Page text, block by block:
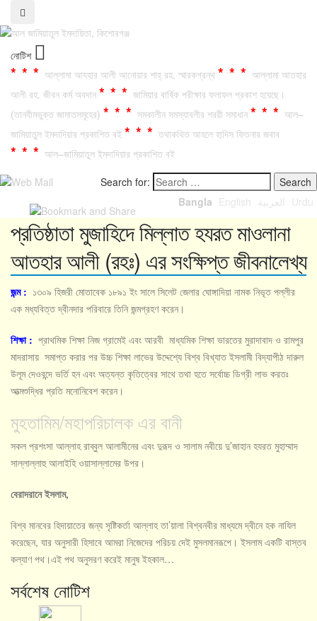
নোটিশ
*** আল্লামা আযহার আলী আনোয়ার শাহ্‌ রহ. স্মারকগ্রন্থ *** আল্লামা আতহার
আলী রহ. জীবন কর্ম অবদান *** জামিয়ার বার্ষিক পরীক্ষার ফলাফল প্রকাশ হয়েছে।
(তানযীমভুক্ত জামাতসমূহের) *** সমকালীন সমস্যাবলীর শরয়ী সমাধান *** আল–
জামিয়াতুল ইমদাদিয়ার প্রকাশিত বই *** তথাকথিত আহলে হাদিস ফিতনার জবাব
*** আল–জামিয়াতুল ইমদাদিয়ার প্রকাশিত বই
Search for:
Bangla English العربية Urdu
প্রতিষ্ঠাতা মুজাহিদে মিল্লাত হযরত মাওলানা
আতহার আলী (রহঃ) এর সংক্ষিপ্ত জীবনালেখ্য
জন্ম : ১৩০৯ হিজরী মোতাবেক ১৮৯১ ইং সালে সিলেট জেলার ঘোঙ্গাদিয়া নামক নিভৃত পল্লীর
এক মধ্যবিত্ত দ্বীনদার পরিবারে তিনি জন্মগ্রহণ করেন।
শিক্ষা: প্রাথমিক শিক্ষা নিজ গ্রামেই এবং আরবী মাধ্যমিক শিক্ষা ভারতের মুরাদাবাদ ও রামপুর
মাদরাসায় সমাপ্ত করার পর উচ্চ শিক্ষা লাভের উদ্দেশ্যে বিশ্ব বিখ্যাত ইসলামী বিদ্যাপীঠ দারুল
উলূম দেওবন্দে ভর্তি হন এবং অত্যন্ত কৃতিত্বের সাথে তথা হতে সর্বোচ্চ ডিগ্রী লাভ করতঃ
আত্মশুদ্ধির প্রতি মনোনিবেশ করেন।
মুহতামিম/মহাপরিচালক এর বানী
সকল প্রশংসা আল্লাহ রাব্বুল আলামীনের এবং দুরূদ ও সালাম নবীয়ে দু’জাহান হযরত মুহাম্মাদ
সাল্লাল্লাহু আলাইহি ওয়াসাল্লামের উপর।
বেরাদরানে ইসলাম,
বিশ্ব মানবের হিদায়াতের জন্য সৃষ্টিকর্তা আল্লাহ তা’য়ালা বিশ্বনবীর মাধ্যমে দ্বীনে হক নাযিল
করেছেন, যার অনুসারী হিসাবে আমরা নিজেদের পরিচয় দেই মুসলমানরূপে। ইসলাম একটি বাস্তব
কল্যাণ পথ।এই পথ অনুসরণ করেই মানুষ ইহকাল…
সর্বশেষ নোটিশ